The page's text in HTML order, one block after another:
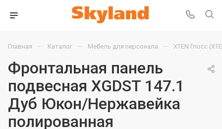
Главная — Каталог — Мебель для персонала — XTEN Глосс
Фронтальная панель
подвесная XGDST 147.1
Дуб Юкон/Нержавейка
полированная